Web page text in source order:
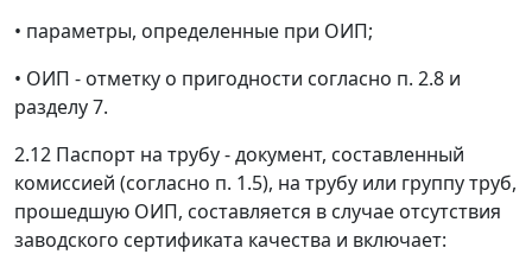
• параметры, определенные при ОИП;
• ОИП - отметку о пригодности согласно п. 2.8 и
разделу 7.
2.12 Паспорт на трубу - документ, составленный
комиссией (согласно п. 1.5), на трубу или группу труб,
прошедшую ОИП, составляется в случае отсутствия
заводского сертификата качества и включает: